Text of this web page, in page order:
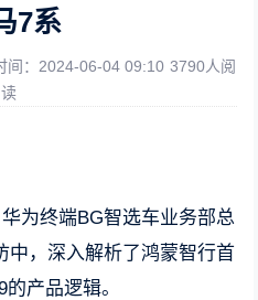
7系
间：2024-06-04 09:10 3790人阅
读
为终端BG智选车业务部总
中，深入解析了鸿蒙智行首
产品逻辑。